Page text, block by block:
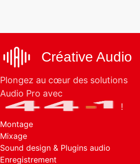
Créative Audio
Plongez au cœur des solutions
Audio Pro avec
!
Montage
Mixage
Sound design & Plugins audio
Enregistrement